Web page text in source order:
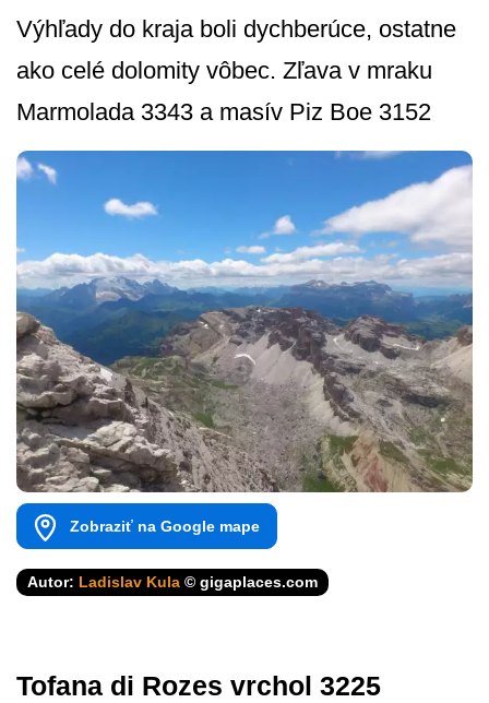
Výhľady do kraja boli dychberúce, ostatne
ako celé dolomity vôbec. Zľava v mraku
Marmolada 3343 a masív Piz Boe 3152
Zobraziť na Google mape
Autor: Ladislav Kula © gigaplaces.com
Tofana di Rozes vrchol 3225